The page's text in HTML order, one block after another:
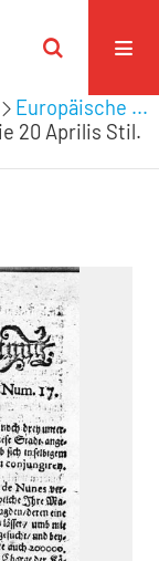
Europäische ...
20 Aprilis Stil.